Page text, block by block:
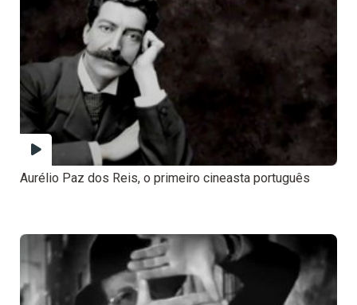
Aurélio Paz dos Reis, o primeiro cineasta português